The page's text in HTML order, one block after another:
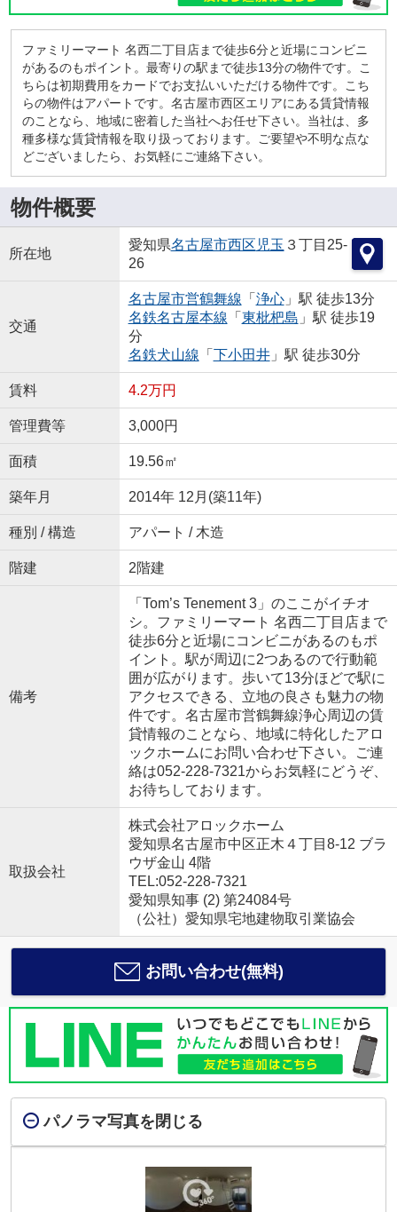
ファミリーマート 名西二丁目店まで徒歩6分と近場にコンビニ
があるのもポイント。最寄りの駅まで徒歩13分の物件です。こ
ちらは初期費用をカードでお支払いいただける物件です。こち
らの物件はアパートです。名古屋市西区エリアにある賃貸情報
のことなら、地域に密着した当社へお任せ下さい。当社は、多
種多様な賃貸情報を取り扱っております。ご要望や不明な点な
どございましたら、お気軽にご連絡下さい。
物件概要
所在地
愛知県名古屋市西区 児玉 ３丁目25-
26
交通
名古屋市営鶴舞線 「 浄心」駅 徒歩13分
名鉄名古屋本線 「 東枇杷島 」駅 徒歩19
分
名鉄犬山線 「 下小田井」駅 徒歩30分
賃料 4.2万円
管理費等 3,000円
面積 19.56㎡
築年月 2014年 12月(築11年)
種別 / 構造 アパート / 木造
階建 2階建
備考
「Tom’s Tenement 3」のここがイチオ
シ。ファミリーマート 名西二丁目店まで
徒歩6分と近場にコンビニがあるのもポ
イント。駅が周辺に2つあるので行動範
囲が広がります。歩いて13分ほどで駅に
アクセスできる、立地の良さも魅力の物
件です。名古屋市営鶴舞線浄心周辺の賃
貸情報のことなら、地域に特化したアロ
ックホームにお問い合わせ下さい。ご連
絡は052-228-7321からお気軽にどうぞ、
お待ちしております。
取扱会社
株式会社アロックホーム
愛知県名古屋市中区正木４丁目8-12 ブラ
ウザ金山 4階
TEL:052-228-7321
愛知県知事 (2) 第24084号
（公社）愛知県宅地建物取引業協会
お問い合わせ(無料)
パノラマ写真を閉じる